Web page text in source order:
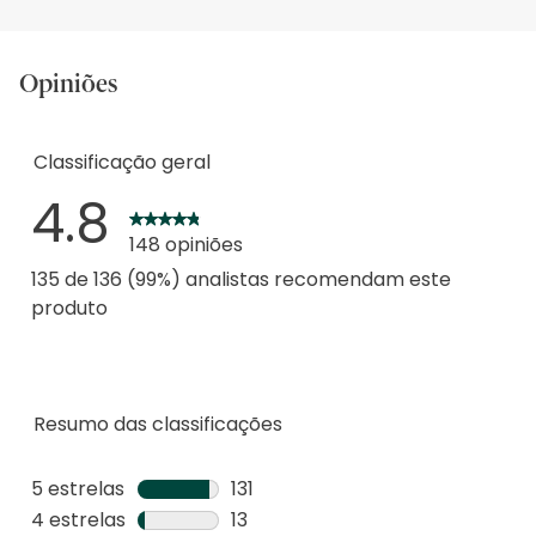
Opiniões
Resumo das classificações
5 estrelas estrelas
131
131
4 estrelas estrelas
13
Classificação geral
4.8
148 opiniões
135 de 136 (99%) analistas recomendam este
produto